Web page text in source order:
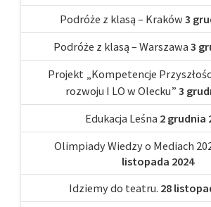
Podróże z klasą – Kraków 3
Podróże z klasą – Warszawa 3
Projekt „Kompetencje
rozwoju I LO w Olecku” 3
Edukacja Leśna 2 grudnia
Olimpiady Wiedzy o Mediach
listopada 2024
Idziemy do teatru. 28